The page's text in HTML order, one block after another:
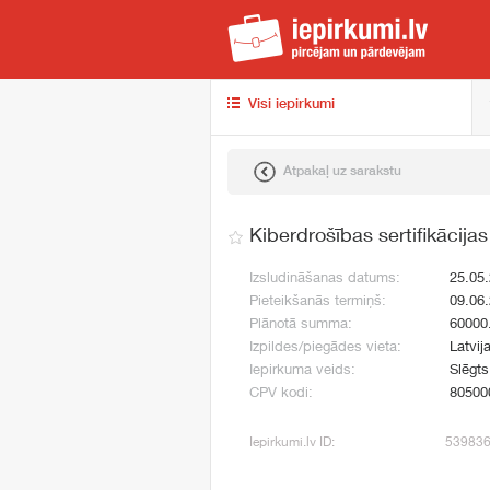
Visi iepirkumi
Atpakaļ uz sarakstu
Kiberdrošības
Izsludināšanas datums:
Pieteikšanās termiņš:
Plānotā summa:
Izpildes/piegādes vieta:
Latvija
Iepirkuma veids:
CPV kodi:
Iepirkumi.lv ID: